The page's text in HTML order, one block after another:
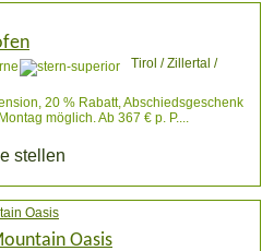
Tirol / Zillertal /
20 % Rabatt, Abschiedsgeschenk
möglich. Ab 367 € p. P....
stellen
Oasis